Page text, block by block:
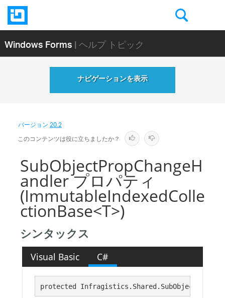
Windows Forms| ヘルプ トピック
ナビゲーションを表示
バージョン20.2
このコンテンツは役に立ちましたか？
SubObjectPropChangeH
andler プロパティ
(ImmutableIndexedColle
ctionBase<T>)
シンタックス
Visual Basic C#
protected